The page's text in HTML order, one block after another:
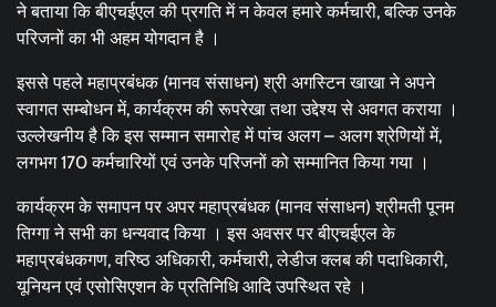
ने बताया कि बीएचईएल की प्रगति में न केवल हमारे कर्मचारी, बल्कि उनके
परिजनों का भी अहम योगदान है ।
इससे पहले महाप्रबंधक (मानव संसाधन) श्री अगस्टिन खाखा ने अपने
स्वागत सम्बोधन में, कार्यक्रम की रूपरेखा तथा उद्देश्य से अवगत कराया ।
उल्लेखनीय है कि इस सम्मान समारोह में पांच अलग – अलग श्रेणियों में,
लगभग 170 कर्मचारियों एवं उनके परिजनों को सम्मानित किया गया ।
कार्यक्रम के समापन पर अपर महाप्रबंधक (मानव संसाधन) श्रीमती पूनम
तिग्गा ने सभी का धन्‍यवाद किया । इस अवसर पर बीएचईएल के
महाप्रबंधकगण, वरिष्ठ अधिकारी, कर्मचारी, लेडीज क्लब की पदाधिकारी,
यूनियन एवं एसोसिएशन के प्रतिनिधि आदि उपस्थित रहे ।